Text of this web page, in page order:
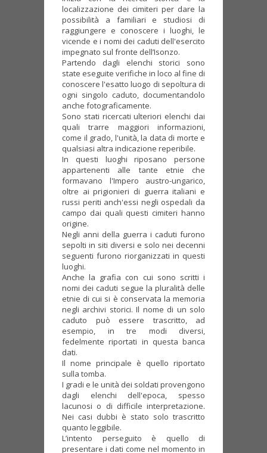
localizzazione dei cimiteri per dare la
possibilità a familiari e studiosi di
raggiungere e conoscere i luoghi, le
vicende e i nomi dei caduti dell'esercito
impegnato sul fronte dell’Isonzo.
Partendo dagli elenchi storici sono
state eseguite verifiche in loco al fine di
conoscere l'esatto luogo di sepoltura di
ogni singolo caduto, documentandolo
anche fotograficamente.
Sono stati ricercati ulteriori elenchi dai
quali trarre maggiori informazioni,
come il grado, l'unità, la data di morte e
qualsiasi altra indicazione reperibile.
In questi luoghi riposano persone
appartenenti alle tante etnie che
formavano l'Impero austro-ungarico,
oltre ai prigionieri di guerra italiani e
russi periti anch'essi negli ospedali da
campo dai quali questi cimiteri hanno
origine.
Negli anni della guerra i caduti furono
sepolti in siti diversi e solo nei decenni
seguenti furono riorganizzati in questi
luoghi.
Anche la grafia con cui sono scritti i
nomi dei caduti segue la pluralità delle
etnie di cui si è conservata la memoria
negli archivi storici. Il nome di un solo
caduto può essere trascritto, ad
esempio, in tre modi diversi,
fedelmente riportati in questa banca
dati.
Il nome principale è quello riportato
sulla tomba.
I gradi e le unità dei soldati provengono
dagli elenchi dell'epoca, spesso
lacunosi o di difficile interpretazione.
Nei casi dubbi è stato solo trascritto
quanto leggibile.
L’intento perseguito è quello di
presentare i dati come nel momento in